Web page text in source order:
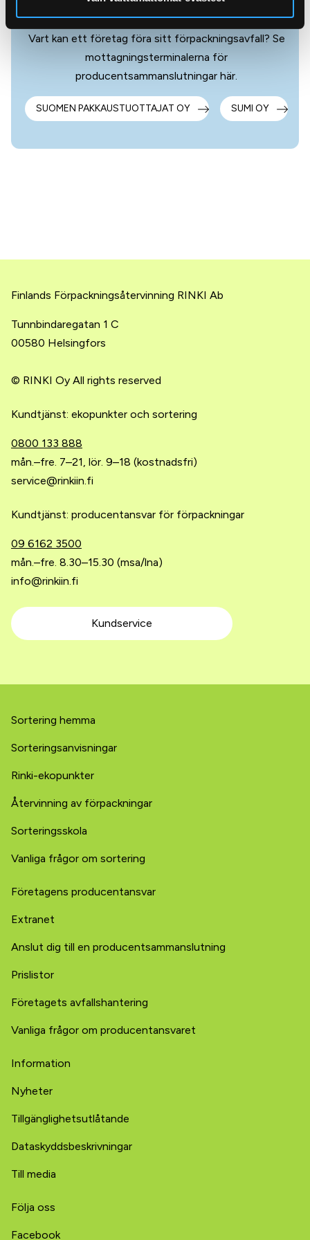
Vart kan ett företag föra sitt förpackningsavfall? Se
mottagningsterminalerna för
producentsammanslutningar här.
SUOMEN PAKKAUSTUOTTAJAT OY SUMI OY
Finlands Förpackningsåtervinning RINKI Ab
Tunnbindaregatan 1 C
00580 Helsingfors
© RINKI Oy All rights reserved
Kundtjänst: ekopunkter och sortering
0800 133 888
mån.–fre. 7–21, lör. 9–18 (kostnadsfri)
service@rinkiin.fi
Kundtjänst: producentansvar för förpackningar
09 6162 3500
mån.–fre. 8.30–15.30 (msa/lna)
info@rinkiin.fi
Kundservice
Sortering hemma
Sorterings­­­anvisningar
Rinki-ekopunkter
Återvinning av förpackningar
Sorteringsskola
Vanliga frågor om sortering
Företagens producentansvar
Extranet
Anslut dig till en producentsammanslutning
Prislistor
Företagets avfallshantering
Vanliga frågor om producentansvaret
Information
Nyheter
Tillgänglighetsutlåtande
Dataskyddsbeskrivningar
Till media
Följa oss
Facebook